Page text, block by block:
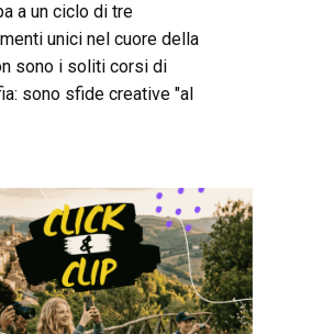
a un ciclo di tre
unici nel cuore della
sono i soliti corsi di
sono sfide creative "al